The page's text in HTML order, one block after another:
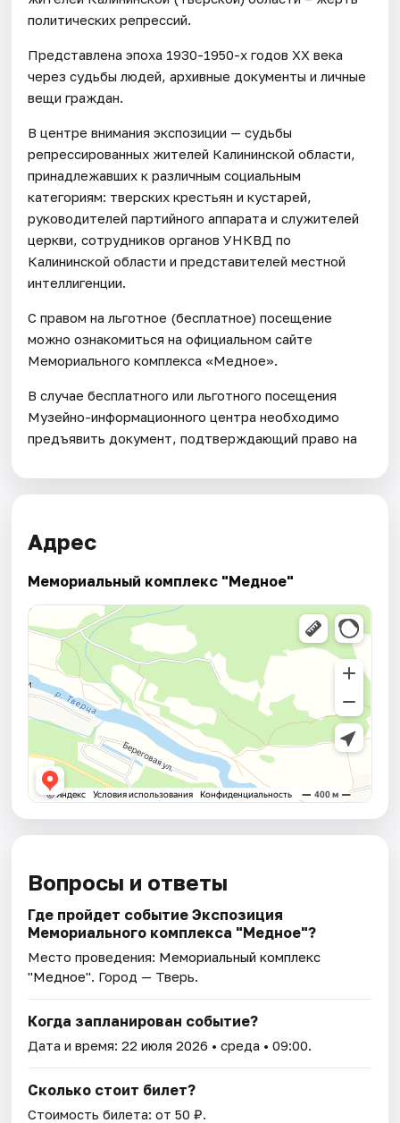
политических репрессий.
Представлена эпоха 1930-1950-х годов ХХ века
через судьбы людей, архивные документы и личные
вещи граждан.
В центре внимания экспозиции — судьбы
репрессированных жителей Калининской области,
принадлежавших к различным социальным
категориям: тверских крестьян и кустарей,
руководителей партийного аппарата и служителей
церкви, сотрудников органов УНКВД по
Калининской области и представителей местной
интеллигенции.
С правом на льготное (бесплатное) посещение
можно ознакомиться на официальном сайте
Мемориального комплекса «Медное».
В случае бесплатного или льготного посещения
Музейно-информационного центра необходимо
предъявить документ, подтверждающий право на
Адрес
Мемориальный комплекс "Медное"
Вопросы и ответы
Где пройдет событие Экспозиция
Мемориального комплекса "Медное"?
Место проведения: Мемориальный комплекс
"Медное". Город — Тверь.
Когда запланирован событие?
Дата и время:22 июля 2026 • среда • 09:00.
Сколько стоит билет?
Стоимость билета: от 50 ₽.